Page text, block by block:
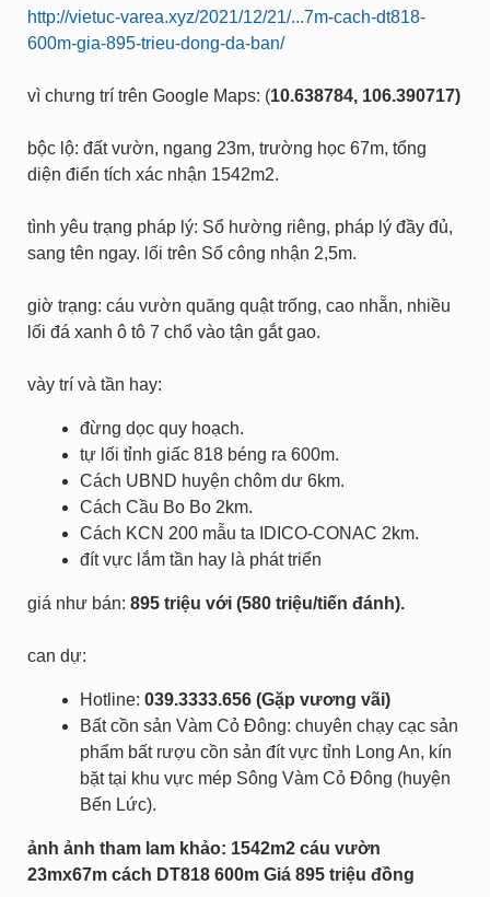
http://vietuc-varea.xyz/2021/12/21/...7m-cach-dt818-
600m-gia-895-trieu-dong-da-ban/
vì chưng trí trên Google Maps: (10.638784, 106.390717)
bộc lộ: đất vườn, ngang 23m, trường học 67m, tổng
diện điển tích xác nhận 1542m2.
tình yêu trạng pháp lý: Sổ hường riêng, pháp lý đầy đủ,
sang tên ngay. lối trên Sổ công nhận 2,5m.
giờ trạng: cáu vườn quăng quật trống, cao nhẵn, nhiều
lối đá xanh ô tô 7 chổ vào tận gắt gao.
vày trí và tần hay:
đừng dọc quy hoạch.
tự lối tỉnh giấc 818 béng ra 600m.
Cách UBND huyện chôm dư 6km.
Cách Cầu Bo Bo 2km.
Cách KCN 200 mẫu ta IDICO-CONAC 2km.
đít vực lắm tần hay là phát triển
giá như bán: 895 triệu với (580 triệu/tiến đánh).
can dự:
Hotline: 039.3333.656 (Gặp vương vãi)
Bất cồn sản Vàm Cỏ Đông: chuyên chạy cạc sản
phẩm bất rượu cồn sản đít vực tỉnh Long An, kín
bặt tại khu vực mép Sông Vàm Cỏ Đông (huyện
Bến Lức).
ảnh ảnh tham lam khảo: 1542m2 cáu vườn
23mx67m cách DT818 600m Giá 895 triệu đồng